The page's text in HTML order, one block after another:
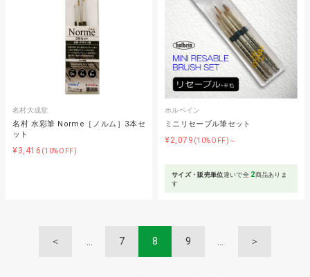
名村大成堂
名村 水彩筆 Norme［ノルム］3本セ
ット
¥3,416 (10%OFF)
ホルベイン
ミニリセーブル筆セット
¥2,079 (10%OFF)～
サイズ・販売単位違いで全 2商品ありま
す
＜ 7 8 9 ＞